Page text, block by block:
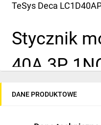
TeSys Deca
Stycznik
40A 3P
230VAC
skrzynkowe
DANE PRODUKTOWE